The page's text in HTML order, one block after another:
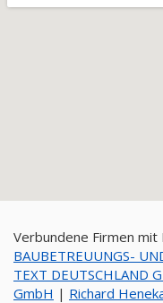
Verbundene Firmen mit
BAUBETREUUNGS-
TEXT DEUTSCHLAND
GmbH | Richard